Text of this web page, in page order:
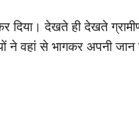
देखते ही देखते
ने वहां से भागकर अपनी जान